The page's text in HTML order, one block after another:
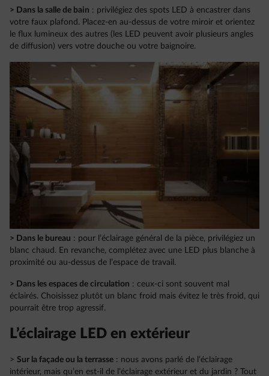
> Dans la salle de bain : privilégiez des spots LED à encastrer dans
votre faux plafond. Placez-en au-dessus de votre miroir et orientez
le flux lumineux des autres (les LED peuvent avoir plusieurs angles
de diffusion) vers votre douche ou votre baignoire.
> Dans le bureau : pour l’éclairage général de la pièce, privilégiez un
blanc chaud. En revanche, complétez avec une LED plus blanche à
proximité ou au-dessus de l’espace de travail.
> Dans les espaces de circulation : ceux-ci sont souvent mal
éclairés. Choisissez plutôt un blanc froid mais évitez le très froid, qui
pourrait être trop agressif.
L’éclairage LED en extérieur
> Sur la façade ou la terrasse : nous avons parlé de l’éclairage
intérieur, mais qu’en est-il de l’éclairage extérieur et du jardin ? Tout